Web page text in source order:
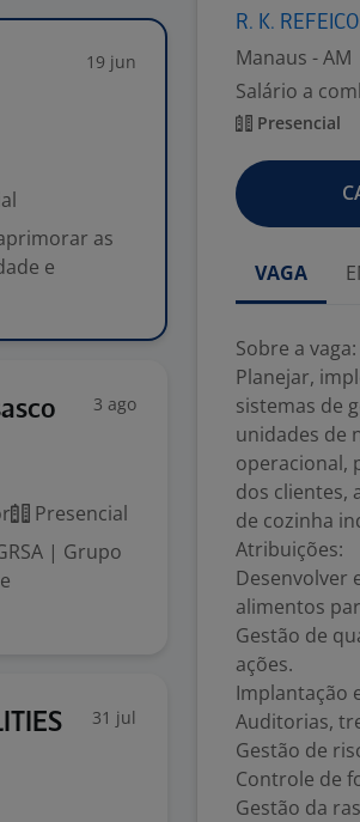
19 jun
as
e
3 ago
Presencial
| Grupo
31 jul
R. K.
Manaus - AM
Salário a
Presencial
VAGA
Sobre a vaga:
Planejar,
sistemas de
unidades de
operacional,
dos clientes,
de cozinha
Atribuições:
Desenvolver
alimentos
Gestão de
ações.
Implantação
Auditorias,
Gestão de
Controle de
Gestão da